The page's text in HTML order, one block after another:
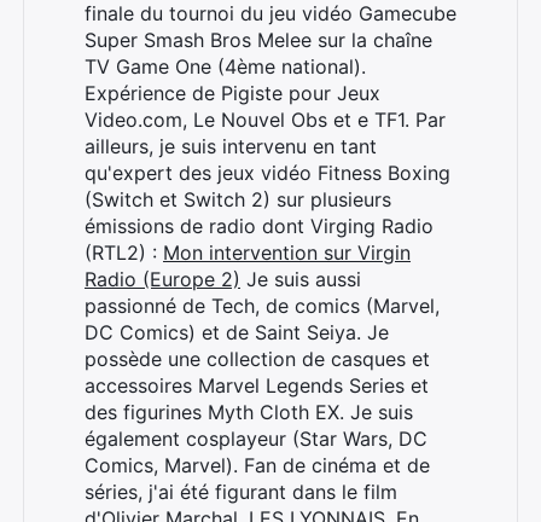
finale du tournoi du jeu vidéo Gamecube
Super Smash Bros Melee sur la chaîne
TV Game One (4ème national).
Expérience de Pigiste pour Jeux
Video.com, Le Nouvel Obs et e TF1. Par
ailleurs, je suis intervenu en tant
qu'expert des jeux vidéo Fitness Boxing
(Switch et Switch 2) sur plusieurs
émissions de radio dont Virging Radio
(RTL2) : Mon intervention sur Virgin
Radio (Europe 2) Je suis aussi
passionné de Tech, de comics (Marvel,
DC Comics) et de Saint Seiya. Je
possède une collection de casques et
accessoires Marvel Legends Series et
des figurines Myth Cloth EX. Je suis
également cosplayeur (Star Wars, DC
Comics, Marvel). Fan de cinéma et de
séries, j'ai été figurant dans le film